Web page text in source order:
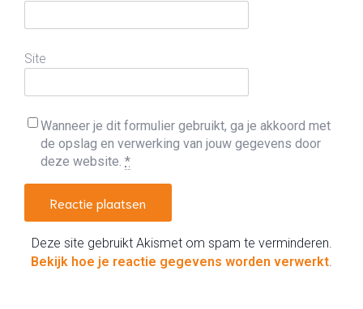
Site
Wanneer je dit formulier gebruikt, ga je akkoord met
de opslag en verwerking van jouw gegevens door
deze website. *
Deze site gebruikt Akismet om spam te verminderen.
Bekijk hoe je reactie gegevens worden verwerkt